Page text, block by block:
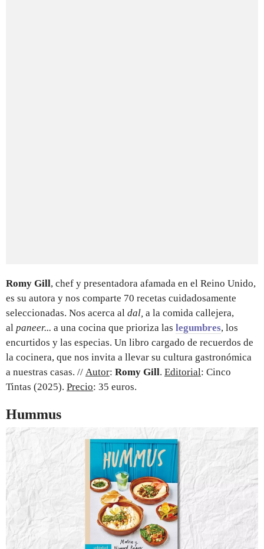
Romy Gill, chef y presentadora afamada en el Reino Unido,
es su autora y nos comparte 70 recetas cuidadosamente
seleccionadas. Nos acerca al dal, a la comida callejera,
al paneer... a una cocina que prioriza las legumbres, los
encurtidos y las especias. Un libro cargado de recuerdos de
la cocinera, que nos invita a llevar su cultura gastronómica
a nuestras casas. // Autor: Romy Gill. Editorial: Cinco
Tintas (2025). Precio: 35 euros.
Hummus